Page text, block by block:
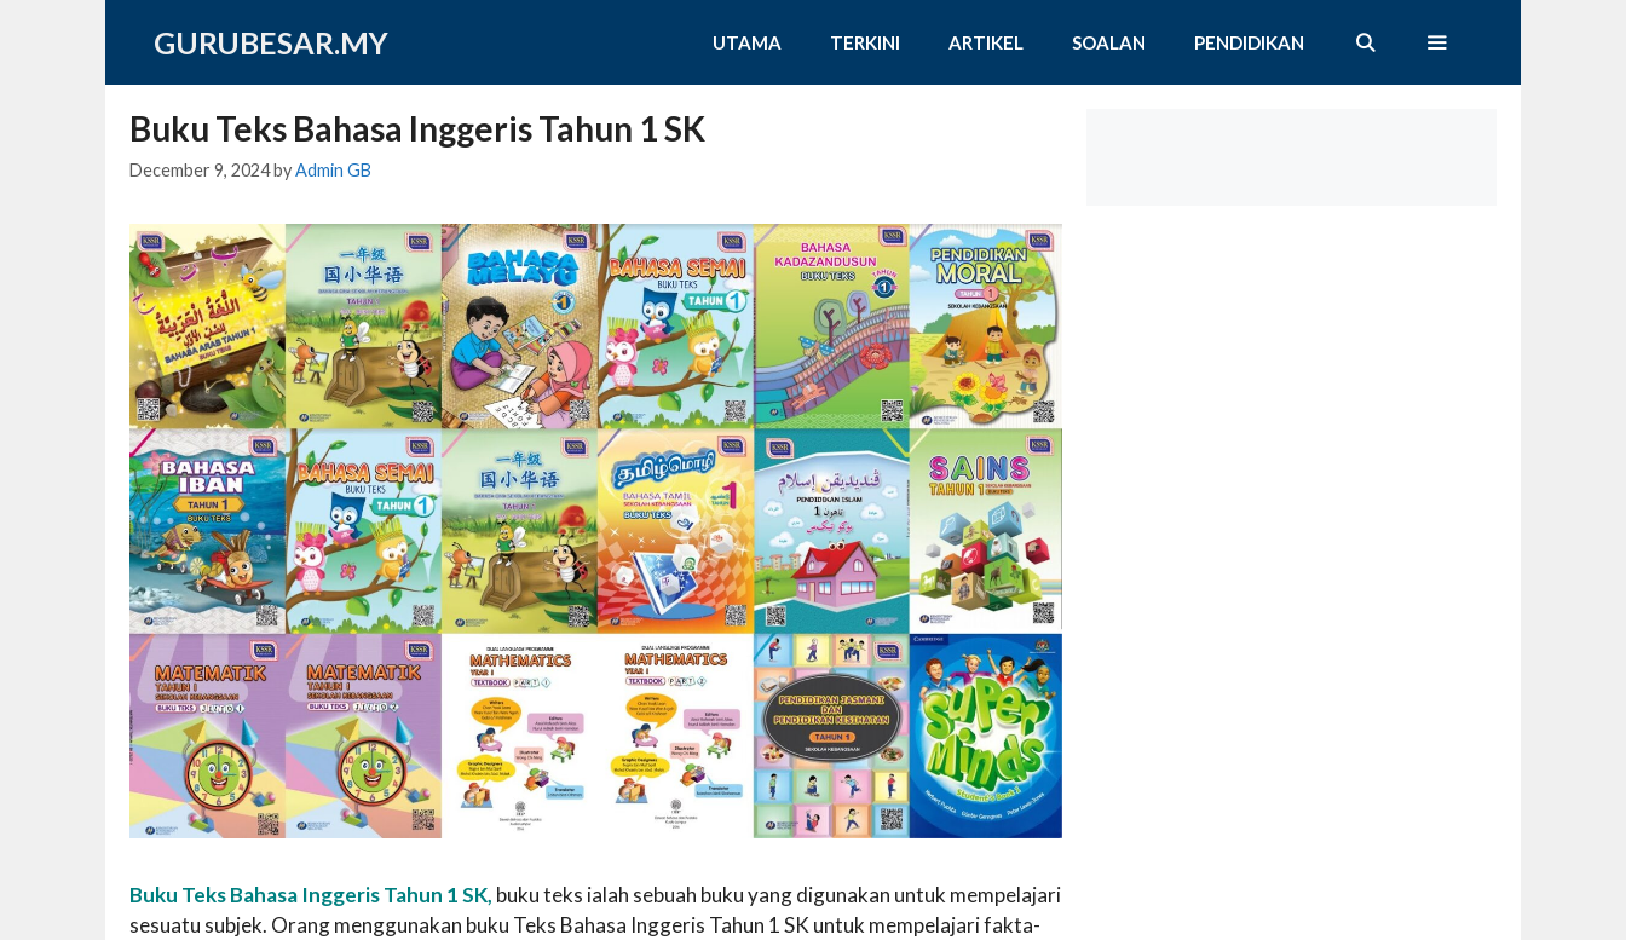
GURUBESAR.MY UTAMA TERKINI ARTIKEL SOALAN PENDIDIKAN
Buku Teks Bahasa Inggeris Tahun 1 SK
December 9, 2024byAdmin GB
Buku Teks Bahasa Inggeris Tahun 1 SK, buku teks ialah sebuah buku yang digunakan untuk mempelajari
sesuatu subjek. Orang menggunakan buku Teks Bahasa Inggeris Tahun 1 SK untuk mempelajari fakta-